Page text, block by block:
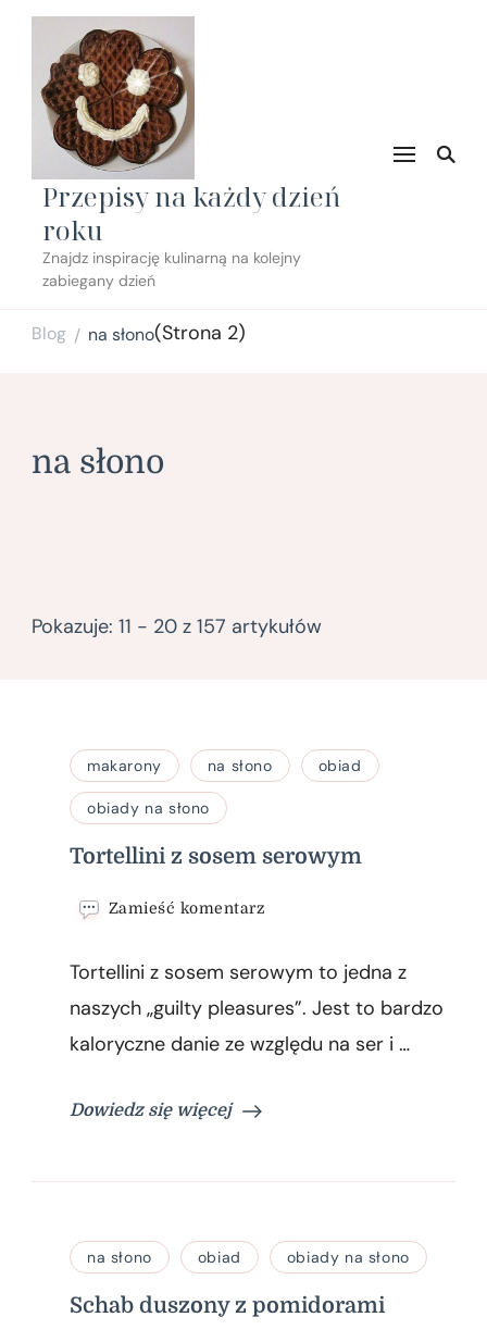
Przepisy na każdy dzień
roku
Znajdz inspirację kulinarną na kolejny
zabiegany dzień
Blog / na słono(Strona 2)
na słono
Pokazuje: 11 - 20 z 157 artykułów
makarony na słono obiad
obiady na słono
Tortellini z sosem serowym
Zamieść komentarz
z
sosem
serowym
Tortellini z sosem serowym to jedna z
naszych „guilty pleasures”. Jest to bardzo
kaloryczne danie ze względu na ser i …
Dowiedz się więcej
na słono obiad obiady na słono
Schab duszony z pomidorami